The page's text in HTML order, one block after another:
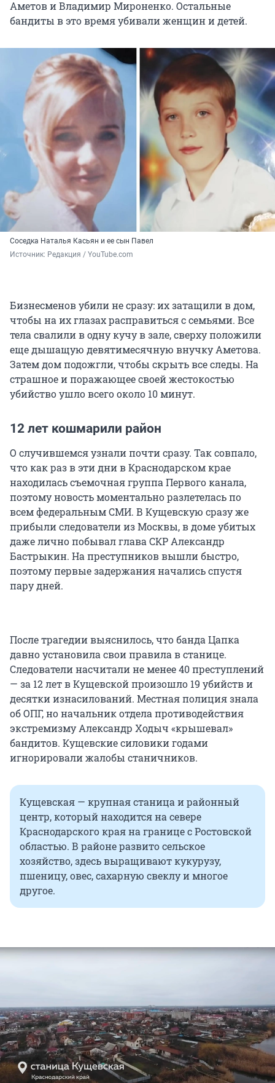
Аметов и Владимир Мироненко. Остальные
бандиты в это время убивали женщин и детей.
Соседка Наталья Касьян и ее сын Павел
Источник: Редакция / YouTube.com
Бизнесменов убили не сразу: их затащили в дом,
чтобы на их глазах расправиться с семьями. Все
тела свалили в одну кучу в зале, сверху положили
еще дышащую девятимесячную внучку Аметова.
Затем дом подожгли, чтобы скрыть все следы. На
страшное и поражающее своей жестокостью
убийство ушло всего около 10 минут.
12 лет кошмарили район
О случившемся узнали почти сразу. Так совпало,
что как раз в эти дни в Краснодарском крае
находилась съемочная группа Первого канала,
поэтому новость моментально разлетелась по
всем федеральным СМИ. В Кущевскую сразу же
прибыли следователи из Москвы, в доме убитых
даже лично побывал глава СКР Александр
Бастрыкин. На преступников вышли быстро,
поэтому первые задержания начались спустя
пару дней.
После трагедии выяснилось, что банда Цапка
давно установила свои правила в станице.
Следователи насчитали не менее 40 преступлений
— за 12 лет в Кущевской произошло 19 убийств и
десятки изнасилований. Местная полиция знала
об ОПГ, но начальник отдела противодействия
экстремизму Александр Ходыч «крышевал»
бандитов. Кущевские силовики годами
игнорировали жалобы станичников.
Кущевская — крупная станица и районный
центр, который находится на севере
Краснодарского края на границе с Ростовской
областью. В районе развито сельское
хозяйство, здесь выращивают кукурузу,
пшеницу, овес, сахарную свеклу и многое
другое.